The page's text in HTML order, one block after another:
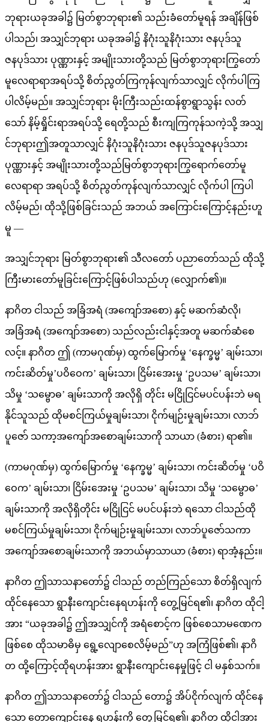
ဘုရားယခုအခါ၌ မြတ်စွာဘုရား၏ သည်းခံတော်မူရန် အချိန်ဖြစ်
ပါသည်၊ အသျှင်ဘုရား ယခုအခါ၌ နိဂုံးသူနိဂုံးသား ဇနပုဒ်သူ
ဇနပုဒ်သား ပုဏ္ဏားနှင့် အမျိုးသားတို့သည် မြတ်စွာဘုရားကြွတော်
မူလေရာရာအရပ်သို့ စိတ်ညွတ်ကြကုန်လျက်သာလျှင် လိုက်ပါကြ
ပါလိမ့်မည်။ အသျှင်ဘုရား မိုးကြီးသည်းထန်စွာရွာသွန်း လတ်
သော် နိမ့်ရှိုင်းရာအရပ်သို့ ရေတို့သည် စီးကျကြကုန်သကဲ့သို့ အသျှ
င်ဘုရားဤအတူသာလျှင် နိဂုံးသူနိဂုံးသား ဇနပုဒ်သူဇနပုဒ်သား
ပုဏ္ဏားနှင့် အမျိုးသားတို့သည်မြတ်စွာဘုရားကြွရောက်တော်မူ
လေရာရာ အရပ်သို့ စိတ်ညွတ်ကုန်လျက်သာလျှင် လိုက်ပါ ကြပါ
လိမ့်မည်၊ ထိုသို့ဖြစ်ခြင်းသည် အဘယ် အကြောင်းကြောင့်နည်းဟူ
မူ —
အသျှင်ဘုရား မြတ်စွာဘုရား၏ သီလတော် ပညာတော်သည် ထိုသို့
ကြီးမားတော်မူခြင်းကြောင့်ဖြစ်ပါသည်ဟု (လျှောက်၏)။
နာဂိတ ငါသည် အခြံအရံ (အကျော်အစော) နှင့် မဆက်ဆံလို၊
အခြံအရံ (အကျော်အစော) သည်လည်းငါနှင့်အတူ မဆက်ဆံစေ
လင့်။ နာဂိတ ဤ (ကာမဂုဏ်မှ) ထွက်မြောက်မှု ‘နေက္ခမ္မ’ ချမ်းသာ၊
ကင်းဆိတ်မှု’ပဝိဝေက’ ချမ်းသာ၊ ငြိမ်းအေးမှု ‘ဥပသမ’ ချမ်းသာ၊
သိမှု ‘သမ္ဗောဓ’ ချမ်းသာကို အလိုရှိ တိုင်း မငြိုငြင်မပင်ပန်းဘဲ မရ
နိုင်သူသည် ထိုမစင်ကြယ်မှုချမ်းသာ၊ ငိုက်မျဉ်းမှုချမ်းသာ၊ လာဘ်
ပူဇော် သကာ့အကျော်အစောချမ်းသာကို သာယာ (ခံစား) ရာ၏။
(ကာမဂုဏ်မှ) ထွက်မြောက်မှု ‘နေက္ခမ္မ’ ချမ်းသာ၊ ကင်းဆိတ်မှု ‘ပဝိ
ဝေက’ ချမ်းသာ၊ ငြိမ်းအေးမှု ‘ဥပသမ’ ချမ်းသာ၊ သိမှု ‘သမ္ဗောဓ’
ချမ်းသာကို အလိုရှိတိုင်း မငြိုငြင် မပင်ပန်းဘဲ ရသော ငါသည်ထို
မစင်ကြယ်မှုချမ်းသာ၊ ငိုက်မျဉ်းမှုချမ်းသာ၊ လာဘ်ပူဇော်သကာ
အကျော်အစောချမ်းသာကို အဘယ်မှာသာယာ (ခံစား) ရာအံ့နည်း။
နာဂိတ ဤသာသနာတော်၌ ငါသည် တည်ကြည်သော စိတ်ရှိလျက်
ထိုင်နေသော ရွာနီးကျောင်းနေရဟန်းကို တွေ့မြင်ရ၏၊ နာဂိတ ထိုငါ့
အား “ယခုအခါ၌ ဤအသျှင်ကို အရံစောင့်က ဖြစ်စေသာမဏေက
ဖြစ်စေ ထိုသမာဓိမှ ရွေ့လျောစေလိမ့်မည်”ဟု အကြံဖြစ်၏၊ နာဂိ
တ ထို့ကြောင့်ထိုရဟန်းအား ရွာနီးကျောင်းနေမှုဖြင့် ငါ မနှစ်သက်။
နာဂိတ ဤသာသနာတော်၌ ငါသည် တော၌ အိပ်ငိုက်လျက် ထိုင်နေ
သော တောကျောင်းနေ ရဟန်းကို တွေ့မြင်ရ၏၊ နာဂိတ ထိုငါ့အား